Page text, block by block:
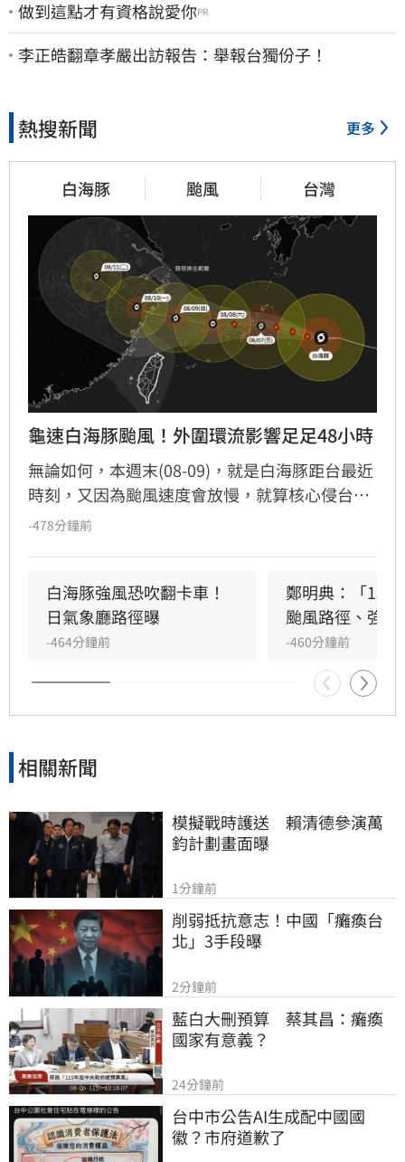
做到這點才有資格說愛你PR
李正皓翻章孝嚴出訪報告：舉報台獨份子！
熱搜新聞 更多
白海豚 颱風 台灣
龜速白海豚颱風！外圍環流影響足足48小時
無論如何，本週末(08-09)，就是白海豚距台最近
時刻，又因為颱風速度會放慢，就算核心侵台機
率低，外圍環流的影響也會拉長到足足48小時
-478分鐘前
白海豚強風恐吹翻卡車！
日氣象廳路徑曝
-464分鐘前
鄭明典：「1現
颱風路徑、強度
-460分鐘前
相關新聞
模擬戰時護送　賴清德參演萬
鈞計劃畫面曝
1分鐘前
削弱抵抗意志！中國「癱瘓台
北」3手段曝
2分鐘前
藍白大刪預算　蔡其昌：癱瘓
國家有意義？
24分鐘前
台中市公告AI生成配中國國
徽？市府道歉了